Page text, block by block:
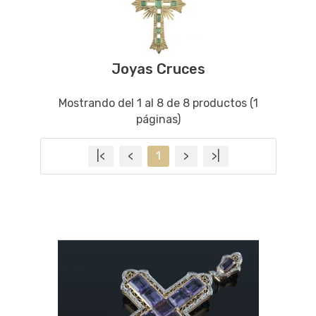
Joyas Cruces
Mostrando del 1 al 8 de 8 productos (1
páginas)
|< < 1 > >|